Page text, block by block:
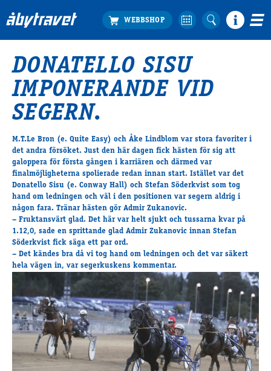
Köp biljett
Travprogrammet
Boka ställplats
Bra att veta
Restauranger
Catering by Lyon
Hotell nära oss
Nybörjar­guide
Presentkort
Tävlingsdagar
FAQ
Exponering & värdskap
Aktiviteter
Hört och hänt
Tävling
DONATELLO SISU
IMPONERANDE VID
SEGERN.
M.T.Le Bron (e. Quite Easy) och Åke Lindblom var stora favoriter i
det andra försöket. Just den här dagen fick hästen för sig att
galoppera för första gången i karriären och därmed var
finalmöjligheterna spolierade redan innan start. Istället var det
Donatello Sisu(e. Conway Hall) och Stefan Söderkvist som tog
hand om ledningen och väl i den positionen var segern aldrig i
någon fara. Tränar hästen gör Admir Zukanovic.
– Fruktansvärt glad. Det här var helt sjukt och tussarna kvar på
1.12,0, sade en sprittande glad Admir Zukanovic innan Stefan
Söderkvist fick säga ett par ord.
– Det kändes bra då vi tog hand om ledningen och det var säkert
hela vägen in, var segerkuskens kommentar.